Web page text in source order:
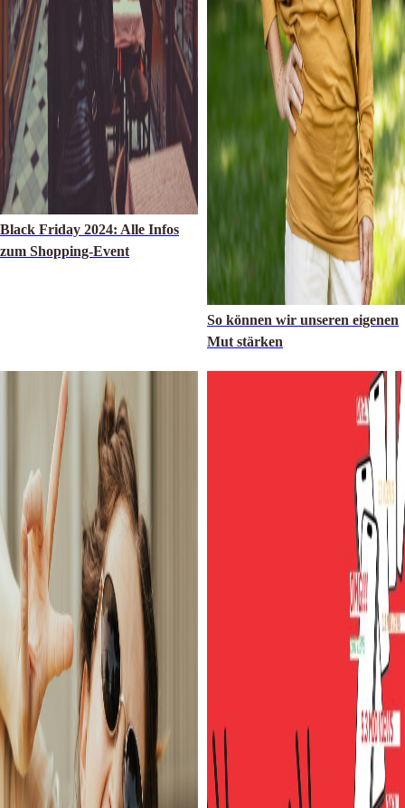
Black Friday 2024: Alle Infos
zum Shopping-Event
So können wir unseren eigenen
Mut stärken